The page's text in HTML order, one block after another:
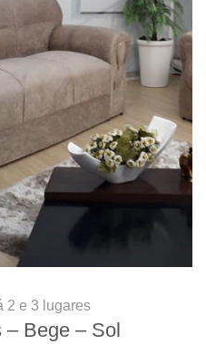
2 e 3 lugares
– Bege – Sol